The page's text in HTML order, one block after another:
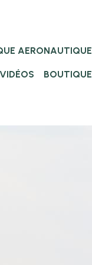
AERONAUTIQUE
VIDÉOS BOUTIQUE